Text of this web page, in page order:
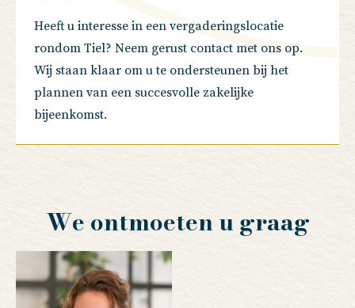
Heeft u interesse in een vergaderingslocatie
rondom Tiel? Neem gerust contact met ons op.
Wij staan klaar om u te ondersteunen bij het
plannen van een succesvolle zakelijke
bijeenkomst.
We ontmoeten u graag